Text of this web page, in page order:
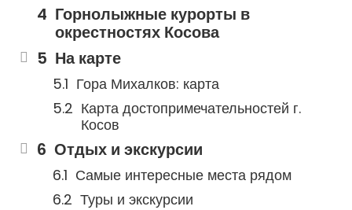
Горнолыжные курорты в
окрестностях Косова
На карте
Гора Михалков: карта
Карта достопримечательностей г.
Косов
Отдых и экскурсии
Самые интересные места рядом
Туры и экскурсии